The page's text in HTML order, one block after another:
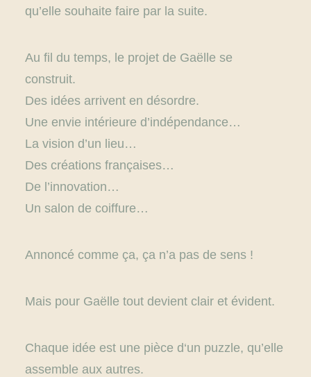
qu’elle souhaite faire par la suite.
Au fil du temps, le projet de Gaëlle se
construit.
Des idées arrivent en désordre.
Une envie intérieure d’indépendance…
La vision d’un lieu…
Des créations françaises…
De l’innovation…
Un salon de coiffure…
Annoncé comme ça, ça n’a pas de sens !
Mais pour Gaëlle tout devient clair et évident.
Chaque idée est une pièce d‘un puzzle, qu’elle
assemble aux autres.